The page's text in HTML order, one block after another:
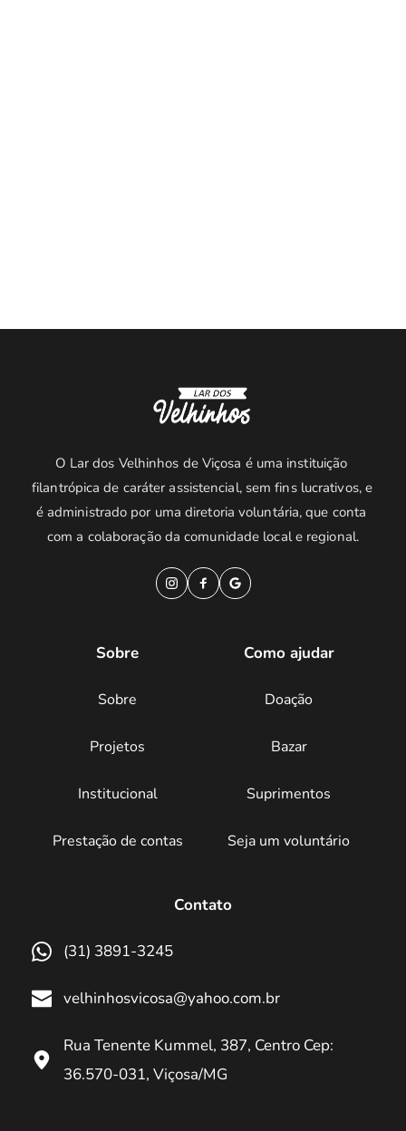
O Lar dos Velhinhos de Viçosa é uma instituição
filantrópica de caráter assistencial, sem fins lucrativos, e
é administrado por uma diretoria voluntária, que conta
com a colaboração da comunidade local e regional.
Sobre
Sobre
Projetos
Institucional
Prestação de contas
Como ajudar
Doação
Bazar
Suprimentos
Seja um voluntário
Contato
(31) 3891-3245
velhinhosvicosa@yahoo.com.br
Rua Tenente Kummel, 387, Centro Cep:
36.570-031, Viçosa/MG